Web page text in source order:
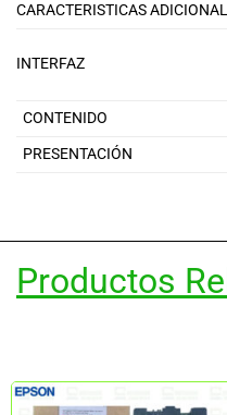
CARACTERISTICAS
INTERFAZ
CONTENIDO
PRESENTACIÓN
Productos